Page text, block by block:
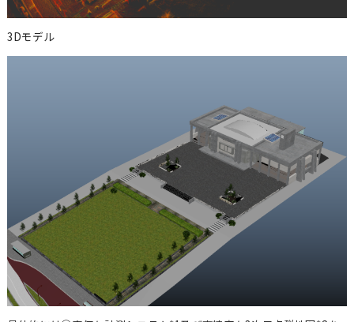
3Dモデル